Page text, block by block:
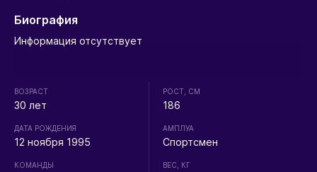
Биография
Информация отсутствует
ВОЗРАСТ
30 лет
ДАТА РОЖДЕНИЯ
12 ноября 1995
КОМАНДЫ
РОСТ, СМ
186
АМПЛУА
Спортсмен
ВЕС, КГ